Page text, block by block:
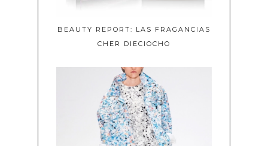
BEAUTY REPORT: LAS FRAGANCIAS
CHER DIECIOCHO